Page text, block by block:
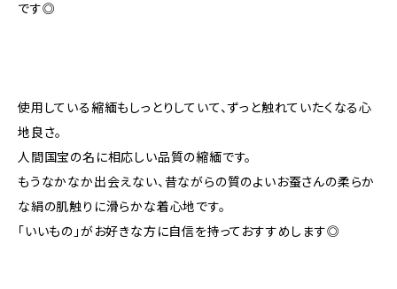
です◎
使用している縮緬もしっとりしていて、ずっと触れていたくなる心
地良さ。
人間国宝の名に相応しい品質の縮緬です。
もうなかなか出会えない、昔ながらの質のよいお蚕さんの柔らか
な絹の肌触りに滑らかな着心地です。
「いいもの」がお好きな方に自信を持っておすすめします◎